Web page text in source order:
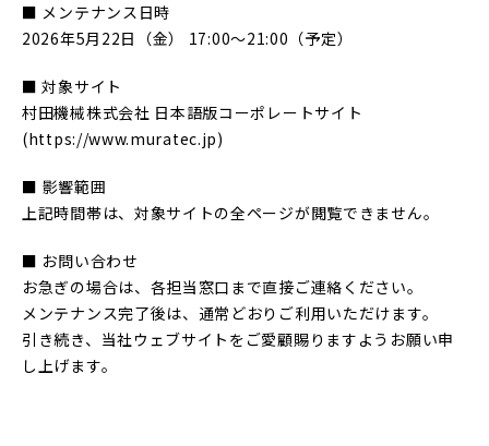
■ メンテナンス日時
2026年5月22日（金） 17:00〜21:00（予定）
■ 対象サイト
村田機械株式会社 日本語版コーポレートサイト
(https://www.muratec.jp)
■ 影響範囲
上記時間帯は、対象サイトの全ページが閲覧できません。
■ お問い合わせ
お急ぎの場合は、各担当窓口まで直接ご連絡ください。
メンテナンス完了後は、通常どおりご利用いただけます。
引き続き、当社ウェブサイトをご愛顧賜りますようお願い申
し上げます。